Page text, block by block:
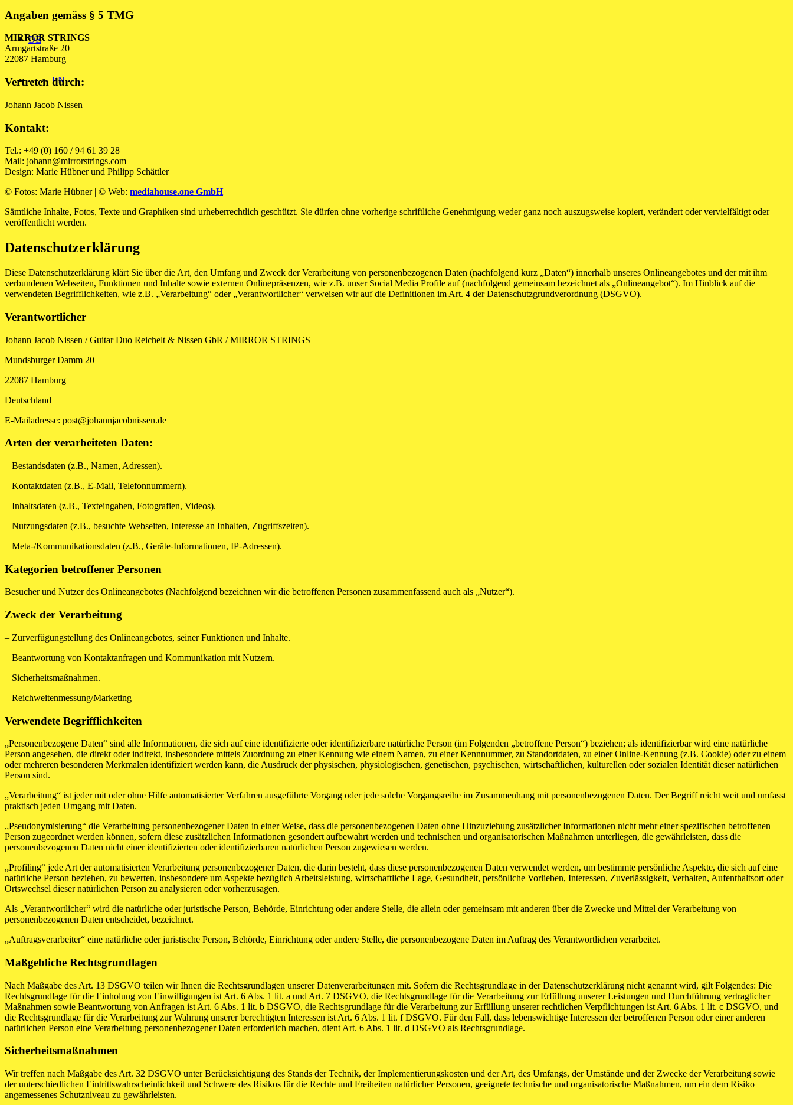
DE
EN
Angaben gemäss § 5 TMG
MIRROR STRINGS
Armgartstraße 20
22087 Hamburg
Vertreten durch:
Johann Jacob Nissen
Kontakt:
Tel.: +49 (0) 160 / 94 61 39 28
Mail: johann@mirrorstrings.com
Design: Marie Hübner und Philipp Schättler
© Fotos: Marie Hübner | © Web: mediahouse.one GmbH
Sämtliche Inhalte, Fotos, Texte und Graphiken sind urheberrechtlich geschützt. Sie dürfen ohne vorherige schriftliche Genehmigung weder ganz noch auszugsweise kopiert, verändert oder vervielfältigt oder
veröffentlicht werden.
Datenschutzerklärung
Diese Datenschutzerklärung klärt Sie über die Art, den Umfang und Zweck der Verarbeitung von personenbezogenen Daten (nachfolgend kurz „Daten“) innerhalb unseres Onlineangebotes und der mit ihm
verbundenen Webseiten, Funktionen und Inhalte sowie externen Onlinepräsenzen, wie z.B. unser Social Media Profile auf (nachfolgend gemeinsam bezeichnet als „Onlineangebot“). Im Hinblick auf die
verwendeten Begrifflichkeiten, wie z.B. „Verarbeitung“ oder „Verantwortlicher“ verweisen wir auf die Definitionen im Art. 4 der Datenschutzgrundverordnung (DSGVO).
Verantwortlicher
Johann Jacob Nissen / Guitar Duo Reichelt & Nissen GbR / MIRROR STRINGS
Mundsburger Damm 20
22087 Hamburg
Deutschland
E-Mailadresse: post@johannjacobnissen.de
Arten der verarbeiteten Daten:
– Bestandsdaten (z.B., Namen, Adressen).
– Kontaktdaten (z.B., E-Mail, Telefonnummern).
– Inhaltsdaten (z.B., Texteingaben, Fotografien, Videos).
– Nutzungsdaten (z.B., besuchte Webseiten, Interesse an Inhalten, Zugriffszeiten).
– Meta-/Kommunikationsdaten (z.B., Geräte-Informationen, IP-Adressen).
Kategorien betroffener Personen
Besucher und Nutzer des Onlineangebotes (Nachfolgend bezeichnen wir die betroffenen Personen zusammenfassend auch als „Nutzer“).
Zweck der Verarbeitung
– Zurverfügungstellung des Onlineangebotes, seiner Funktionen und Inhalte.
– Beantwortung von Kontaktanfragen und Kommunikation mit Nutzern.
– Sicherheitsmaßnahmen.
– Reichweitenmessung/Marketing
Verwendete Begrifflichkeiten
„Personenbezogene Daten“ sind alle Informationen, die sich auf eine identifizierte oder identifizierbare natürliche Person (im Folgenden „betroffene Person“) beziehen; als identifizierbar wird eine natürliche
Person angesehen, die direkt oder indirekt, insbesondere mittels Zuordnung zu einer Kennung wie einem Namen, zu einer Kennnummer, zu Standortdaten, zu einer Online-Kennung (z.B. Cookie) oder zu einem
oder mehreren besonderen Merkmalen identifiziert werden kann, die Ausdruck der physischen, physiologischen, genetischen, psychischen, wirtschaftlichen, kulturellen oder sozialen Identität dieser natürlichen
Person sind.
„Verarbeitung“ ist jeder mit oder ohne Hilfe automatisierter Verfahren ausgeführte Vorgang oder jede solche Vorgangsreihe im Zusammenhang mit personenbezogenen Daten. Der Begriff reicht weit und umfasst
praktisch jeden Umgang mit Daten.
„Pseudonymisierung“ die Verarbeitung personenbezogener Daten in einer Weise, dass die personenbezogenen Daten ohne Hinzuziehung zusätzlicher Informationen nicht mehr einer spezifischen betroffenen
Person zugeordnet werden können, sofern diese zusätzlichen Informationen gesondert aufbewahrt werden und technischen und organisatorischen Maßnahmen unterliegen, die gewährleisten, dass die
personenbezogenen Daten nicht einer identifizierten oder identifizierbaren natürlichen Person zugewiesen werden.
„Profiling“ jede Art der automatisierten Verarbeitung personenbezogener Daten, die darin besteht, dass diese personenbezogenen Daten verwendet werden, um bestimmte persönliche Aspekte, die sich auf eine
natürliche Person beziehen, zu bewerten, insbesondere um Aspekte bezüglich Arbeitsleistung, wirtschaftliche Lage, Gesundheit, persönliche Vorlieben, Interessen, Zuverlässigkeit, Verhalten, Aufenthaltsort oder
Ortswechsel dieser natürlichen Person zu analysieren oder vorherzusagen.
Als „Verantwortlicher“ wird die natürliche oder juristische Person, Behörde, Einrichtung oder andere Stelle, die allein oder gemeinsam mit anderen über die Zwecke und Mittel der Verarbeitung von
personenbezogenen Daten entscheidet, bezeichnet.
„Auftragsverarbeiter“ eine natürliche oder juristische Person, Behörde, Einrichtung oder andere Stelle, die personenbezogene Daten im Auftrag des Verantwortlichen verarbeitet.
Maßgebliche Rechtsgrundlagen
Nach Maßgabe des Art. 13 DSGVO teilen wir Ihnen die Rechtsgrundlagen unserer Datenverarbeitungen mit. Sofern die Rechtsgrundlage in der Datenschutzerklärung nicht genannt wird, gilt Folgendes: Die
Rechtsgrundlage für die Einholung von Einwilligungen ist Art. 6 Abs. 1 lit. a und Art. 7 DSGVO, die Rechtsgrundlage für die Verarbeitung zur Erfüllung unserer Leistungen und Durchführung vertraglicher
Maßnahmen sowie Beantwortung von Anfragen ist Art. 6 Abs. 1 lit. b DSGVO, die Rechtsgrundlage für die Verarbeitung zur Erfüllung unserer rechtlichen Verpflichtungen ist Art. 6 Abs. 1 lit. c DSGVO, und
die Rechtsgrundlage für die Verarbeitung zur Wahrung unserer berechtigten Interessen ist Art. 6 Abs. 1 lit. f DSGVO. Für den Fall, dass lebenswichtige Interessen der betroffenen Person oder einer anderen
natürlichen Person eine Verarbeitung personenbezogener Daten erforderlich machen, dient Art. 6 Abs. 1 lit. d DSGVO als Rechtsgrundlage.
Sicherheitsmaßnahmen
Wir treffen nach Maßgabe des Art. 32 DSGVO unter Berücksichtigung des Stands der Technik, der Implementierungskosten und der Art, des Umfangs, der Umstände und der Zwecke der Verarbeitung sowie
der unterschiedlichen Eintrittswahrscheinlichkeit und Schwere des Risikos für die Rechte und Freiheiten natürlicher Personen, geeignete technische und organisatorische Maßnahmen, um ein dem Risiko
angemessenes Schutzniveau zu gewährleisten.